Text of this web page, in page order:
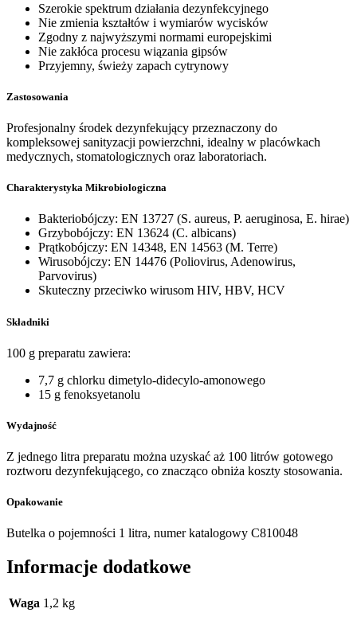
Szerokie spektrum działania dezynfekcyjnego
Nie zmienia kształtów i wymiarów wycisków
Zgodny z najwyższymi normami europejskimi
Nie zakłóca procesu wiązania gipsów
Przyjemny, świeży zapach cytrynowy
Zastosowania
Profesjonalny środek dezynfekujący przeznaczony do
kompleksowej sanityzacji powierzchni, idealny w placówkach
medycznych, stomatologicznych oraz laboratoriach.
Charakterystyka Mikrobiologiczna
Bakteriobójczy: EN 13727 (S. aureus, P. aeruginosa, E. hirae)
Grzybobójczy: EN 13624 (C. albicans)
Prątkobójczy: EN 14348, EN 14563 (M. Terre)
Wirusobójczy: EN 14476 (Poliovirus, Adenowirus,
Parvovirus)
Skuteczny przeciwko wirusom HIV, HBV, HCV
Składniki
100 g preparatu zawiera:
7,7 g chlorku dimetylo-didecylo-amonowego
15 g fenoksyetanolu
Wydajność
Z jednego litra preparatu można uzyskać aż 100 litrów gotowego
roztworu dezynfekującego, co znacząco obniża koszty stosowania.
Opakowanie
Butelka o pojemności 1 litra, numer katalogowy C810048
Informacje dodatkowe
Waga 1,2 kg